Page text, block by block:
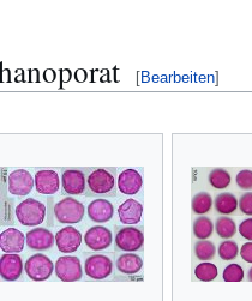
[Bearbeiten]